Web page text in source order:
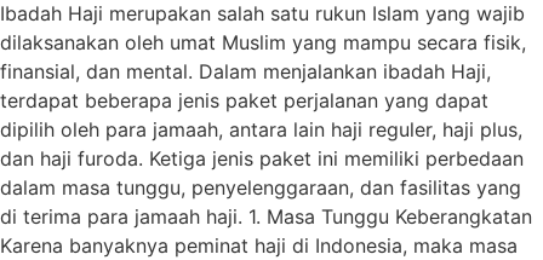
Ibadah Haji merupakan salah satu rukun Islam yang wajib
dilaksanakan oleh umat Muslim yang mampu secara fisik,
finansial, dan mental. Dalam menjalankan ibadah Haji,
terdapat beberapa jenis paket perjalanan yang dapat
dipilih oleh para jamaah, antara lain haji reguler, haji plus,
dan haji furoda. Ketiga jenis paket ini memiliki perbedaan
dalam masa tunggu, penyelenggaraan, dan fasilitas yang
di terima para jamaah haji. 1. Masa Tunggu Keberangkatan
Karena banyaknya peminat haji di Indonesia, maka masa